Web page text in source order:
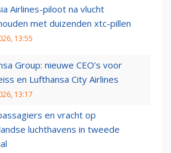
Airlines-piloot na vlucht
met duizenden xtc-pillen
13:55
Group: nieuwe CEO’s voor
en Lufthansa City Airlines
13:17
en vracht op
luchthavens in tweede